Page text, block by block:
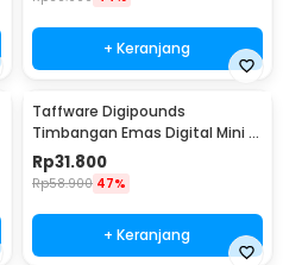
+ Keranjang
Taffware Digipounds
Timbangan Emas Digital Mini 5
Units 0.01g 200g - MH-200
Rp31.800
Rp58.900 47%
+ Keranjang